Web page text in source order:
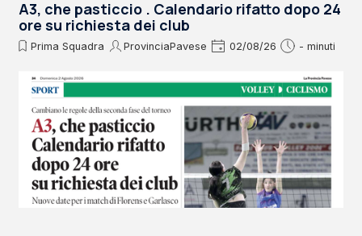
A3, che pasticcio . Calendario rifatto dopo 24
ore su richiesta dei club
Prima Squadra ProvinciaPavese 02/08/26 - minuti